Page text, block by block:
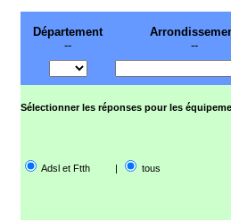
Département
--
--
Sélectionner les réponses pour les
Adsl et Ftth | tous